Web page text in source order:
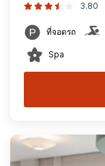
3.80
ที่จอดรถ
Spa